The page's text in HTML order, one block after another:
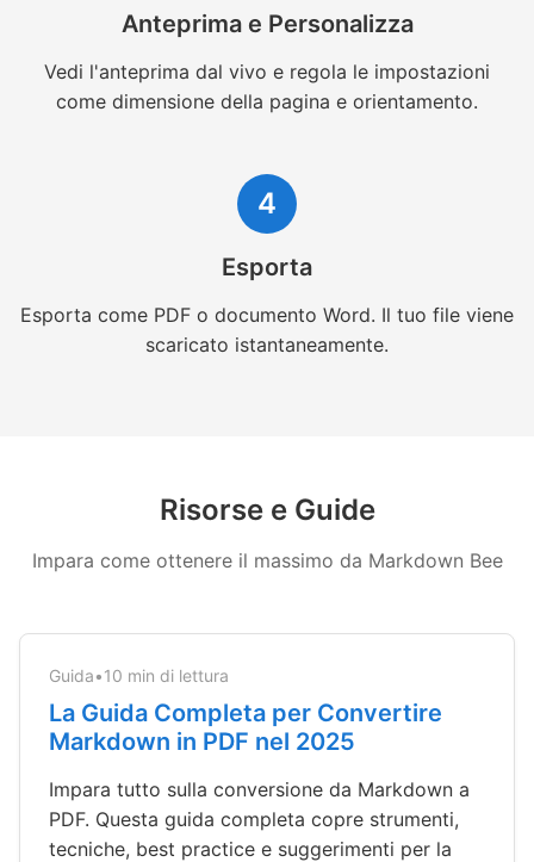
Anteprima e Personalizza
Vedi l'anteprima dal vivo e regola le impostazioni
come dimensione della pagina e orientamento.
4
Esporta
Esporta come PDF o documento Word. Il tuo file viene
scaricato istantaneamente.
Risorse e Guide
Impara come ottenere il massimo da Markdown Bee
Guida•10 min di lettura
La Guida Completa per Convertire
Markdown in PDF nel 2025
Impara tutto sulla conversione da Markdown a
PDF. Questa guida completa copre strumenti,
tecniche, best practice e suggerimenti per la